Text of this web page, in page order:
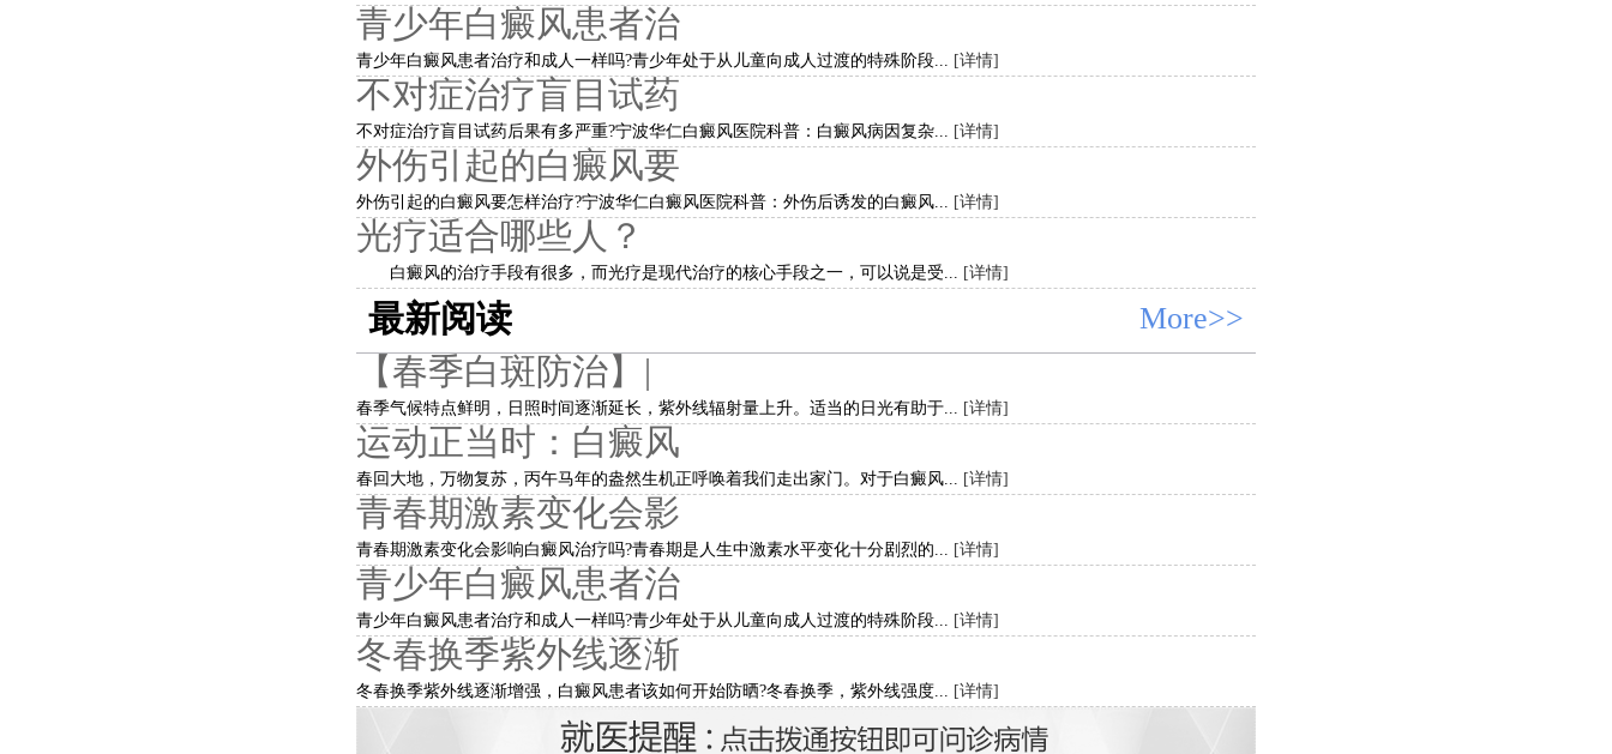
青少年白癜风患者治
青少年白癜风患者治疗和成人一样吗?青少年处于从儿童向成人过渡的特殊阶段... [详情]
不对症治疗盲目试药
不对症治疗盲目试药后果有多严重?宁波华仁白癜风医院科普：白癜风病因复杂... [详情]
外伤引起的白癜风要
外伤引起的白癜风要怎样治疗?宁波华仁白癜风医院科普：外伤后诱发的白癜风... [详情]
光疗适合哪些人？
白癜风的治疗手段有很多，而光疗是现代治疗的核心手段之一，可以说是受... [详情]
最新阅读 More>>
【春季白斑防治】|
春季气候特点鲜明，日照时间逐渐延长，紫外线辐射量上升。适当的日光有助于... [详情]
运动正当时：白癜风
春回大地，万物复苏，丙午马年的盎然生机正呼唤着我们走出家门。对于白癜风... [详情]
青春期激素变化会影
青春期激素变化会影响白癜风治疗吗?青春期是人生中激素水平变化十分剧烈的... [详情]
青少年白癜风患者治
青少年白癜风患者治疗和成人一样吗?青少年处于从儿童向成人过渡的特殊阶段... [详情]
冬春换季紫外线逐渐
冬春换季紫外线逐渐增强，白癜风患者该如何开始防晒?冬春换季，紫外线强度... [详情]